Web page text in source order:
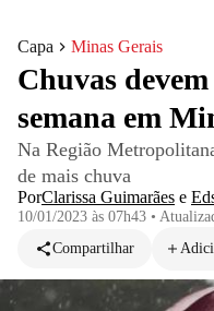
Capa Minas Gerais
Chuvas
semana em
Na Região
de mais chuva
PorClarissa Guimarães e
10/01/2023 às 07h43 •
Compartilhar